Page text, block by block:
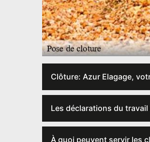
Clôture: Azur Elagage,
Les déclarations du
À quoi peuvent servir les